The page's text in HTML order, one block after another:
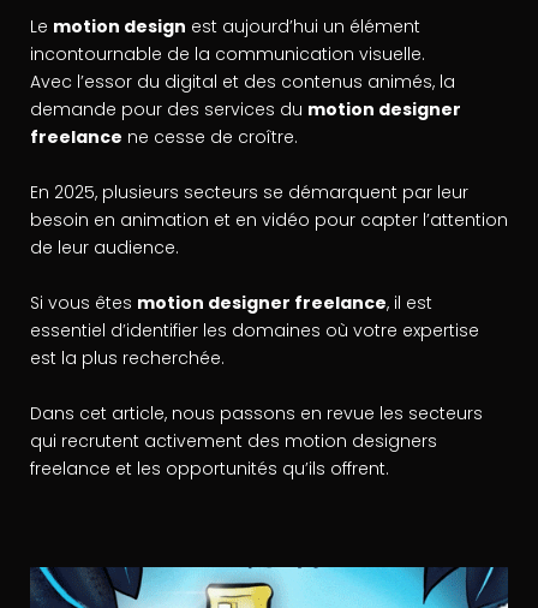
Le motion design est aujourd’hui un élément
incontournable de la communication visuelle.
Avec l’essor du digital et des contenus animés, la
demande pour des services du motion designer
freelance ne cesse de croître.
En 2025, plusieurs secteurs se démarquent par leur
besoin en animation et en vidéo pour capter l’attention
de leur audience.
Si vous êtes motion designer freelance, il est
essentiel d’identifier les domaines où votre expertise
est la plus recherchée.
Dans cet article, nous passons en revue les secteurs
qui recrutent activement des motion designers
freelance et les opportunités qu’ils offrent.